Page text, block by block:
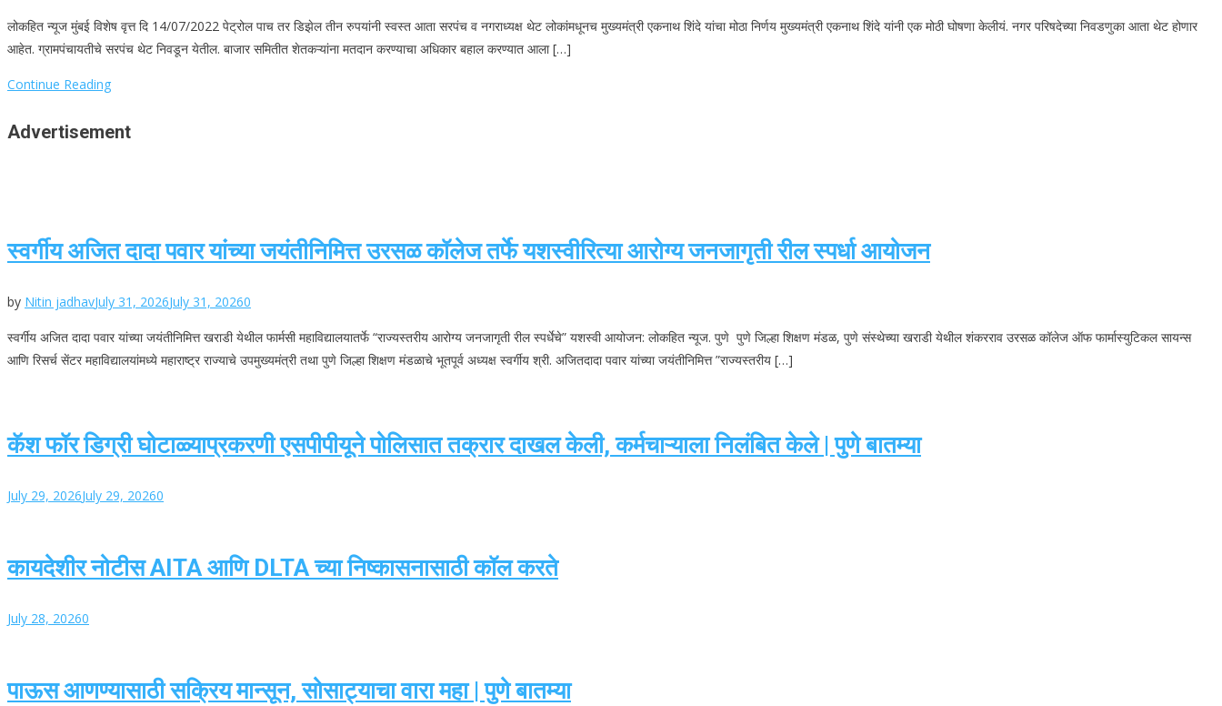
लोकहित न्यूज मुंबई विशेष वृत्त दि 14/07/2022 पेट्रोल पाच तर डिझेल तीन रुपयांनी स्वस्त आता सरपंच व नगराध्यक्ष थेट लोकांमधूनच मुख्यमंत्री एकनाथ शिंदे यांचा मोठा निर्णय मुख्यमंत्री एकनाथ शिंदे यांनी एक मोठी घोषणा केलीयं. नगर परिषदेच्या निवडणुका आता थेट होणार
आहेत. ग्रामपंचायतीचे सरपंच थेट निवडून येतील. बाजार समितीत शेतकऱ्यांना मतदान करण्याचा अधिकार बहाल करण्यात आला […]
Continue Reading
Advertisement
स्वर्गीय अजित दादा पवार यांच्या जयंतीनिमित्त उरसळ कॉलेज तर्फे यशस्वीरित्या आरोग्य जनजागृती रील स्पर्धा आयोजन
by Nitin jadhavJuly 31, 2026July 31, 20260
स्वर्गीय अजित दादा पवार यांच्या जयंतीनिमित्त खराडी येथील फार्मसी महाविद्यालयातर्फे “राज्यस्तरीय आरोग्य जनजागृती रील स्पर्धेचे” यशस्वी आयोजन: लोकहित न्यूज. पुणे पुणे जिल्हा शिक्षण मंडळ, पुणे संस्थेच्या खराडी येथील शंकरराव उरसळ कॉलेज ऑफ फार्मास्युटिकल सायन्स
आणि रिसर्च सेंटर महाविद्यालयांमध्ये महाराष्ट्र राज्याचे उपमुख्यमंत्री तथा पुणे जिल्हा शिक्षण मंडळाचे भूतपूर्व अध्यक्ष स्वर्गीय श्री. अजितदादा पवार यांच्या जयंतीनिमित्त ”राज्यस्तरीय […]
कॅश फॉर डिग्री घोटाळ्याप्रकरणी एसपीपीयूने पोलिसात तक्रार दाखल केली, कर्मचाऱ्याला निलंबित केले | पुणे बातम्या
July 29, 2026July 29, 20260
कायदेशीर नोटीस AITA आणि DLTA च्या निष्कासनासाठी कॉल करते
July 28, 20260
पाऊस आणण्यासाठी सक्रिय मान्सून, सोसाट्याचा वारा महा | पुणे बातम्या